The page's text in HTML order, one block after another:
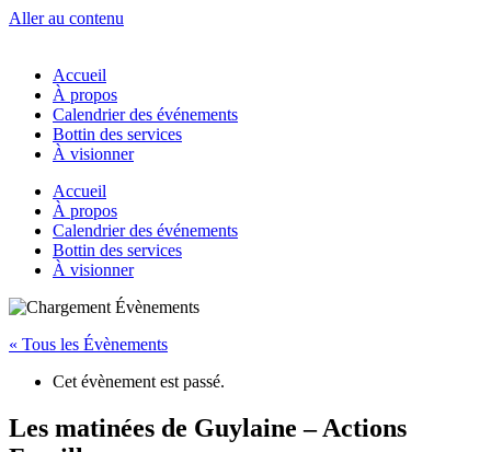
Aller au contenu
Accueil
À propos
Calendrier des événements
Bottin des services
À visionner
Accueil
À propos
Calendrier des événements
Bottin des services
À visionner
« Tous les Évènements
Cet évènement est passé.
Les matinées de Guylaine – Actions